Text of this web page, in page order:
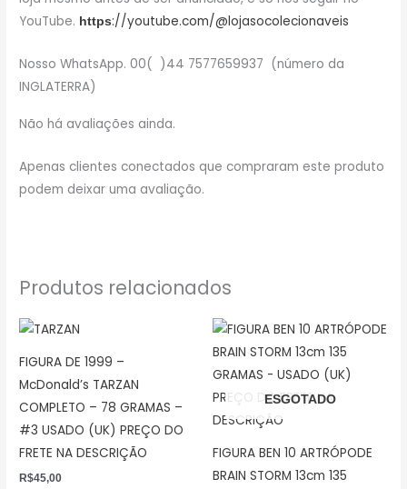
YouTube. https://youtube.com/@lojasocolecionaveis
Nosso WhatsApp. 00( )44 7577659937 (número da
INGLATERRA)
Não há avaliações ainda.
Apenas clientes conectados que compraram este produto
podem deixar uma avaliação.
Produtos relacionados
FIGURA DE 1999 –
McDonald’s TARZAN
COMPLETO – 78 GRAMAS –
#3 USADO (UK) PREÇO DO
FRETE NA DESCRIÇÃO
R$45,00
ESGOTADO
FIGURA BEN 10 ARTRÓPODE
BRAIN STORM 13cm 135